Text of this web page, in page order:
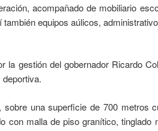
acompañado de mobiliario
equipos aúlicos,
gestión del gobernador Ricardo
una superficie de 700 metros
con malla de piso granítico, tinglado